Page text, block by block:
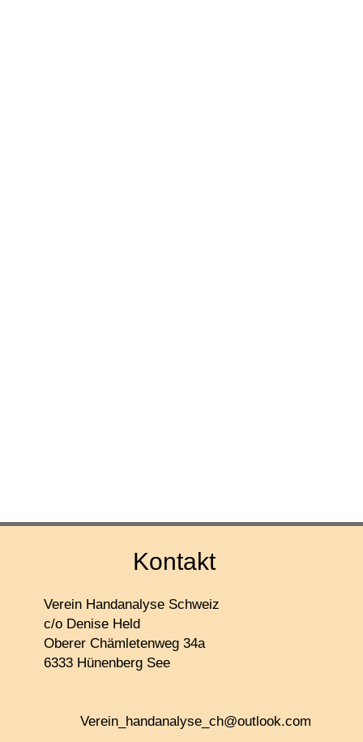
Kontakt
Verein Handanalyse Schweiz
c/o Denise Held
Oberer Chämletenweg 34a
6333 Hünenberg See
Verein_handanalyse_ch@outlook.com